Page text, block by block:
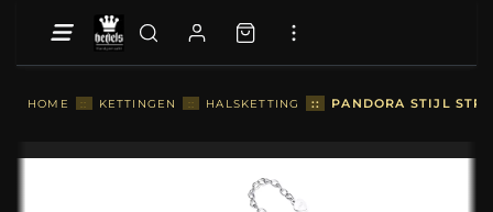
HOME :: KETTINGEN :: HALSKETTING :: PANDORA STIJL